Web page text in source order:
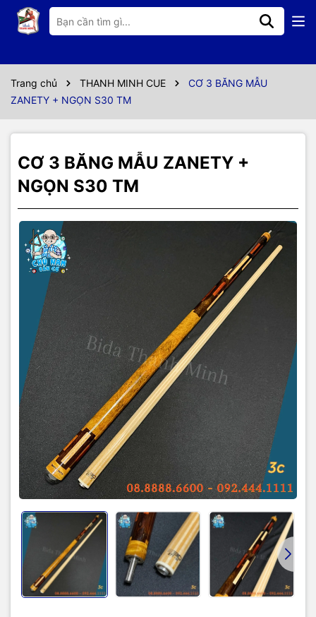
Trang chủ THANH MINH CUE
CƠ 3 BĂNG MẪU
ZANETY + NGỌN S30 TM
CƠ 3 BĂNG MẪU ZANETY +
NGỌN S30 TM
Thông số kỹ thuật